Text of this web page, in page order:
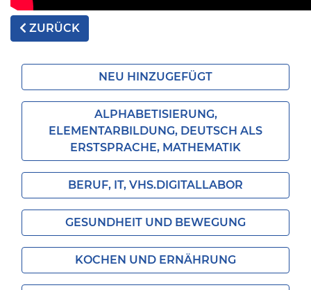
ZURÜCK
NEU HINZUGEFÜGT
ALPHABETISIERUNG,
ELEMENTARBILDUNG, DEUTSCH ALS
ERSTSPRACHE, MATHEMATIK
BERUF, IT, VHS.DIGITALLABOR
GESUNDHEIT UND BEWEGUNG
KOCHEN UND ERNÄHRUNG